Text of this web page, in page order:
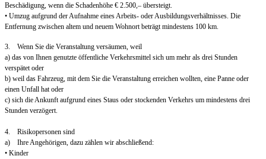
Beschädigung, wenn die Schadenhöhe € 2.500,– übersteigt.
• Umzug aufgrund der Aufnahme eines Arbeits- oder Ausbildungsverhältnisses. Die
Entfernung zwischen altem und neuem Wohnort beträgt mindestens 100 km.
3. Wenn Sie die Veranstaltung versäumen, weil
a) das von Ihnen genutzte öffentliche Verkehrsmittel sich um mehr als drei Stunden
verspätet oder
b) weil das Fahrzeug, mit dem Sie die Veranstaltung erreichen wollten, eine Panne oder
einen Unfall hat oder
c) sich die Ankunft aufgrund eines Staus oder stockenden Verkehrs um mindestens drei
Stunden verzögert.
4. Risikopersonen sind
a) Ihre Angehörigen, dazu zählen wir abschließend:
• Kinder